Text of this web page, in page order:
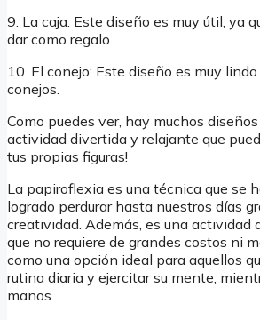
9. La caja: Este diseño es muy útil, ya
dar como regalo.
10. El conejo: Este diseño es muy
conejos.
Como puedes ver, hay muchos
actividad divertida y relajante que
tus propias figuras!
La papiroflexia es una técnica que se
logrado perdurar hasta nuestros días
creatividad. Además, es una actividad
que no requiere de grandes costos ni
como una opción ideal para aquellos
rutina diaria y ejercitar su mente,
manos.